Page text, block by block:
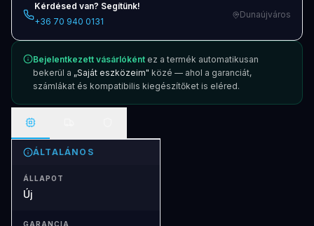
Kérdésed van? Segítünk!
+36 70 940 0131
Dunaújváros
Bejelentkezett vásárlóként ez a termék automatikusan
bekerül a „Saját eszközeim" közé — ahol a garanciát,
számlákat és kompatibilis kiegészítőket is eléred.
ÁLTALÁNOS
ÁLLAPOT
Új
GARANCIA